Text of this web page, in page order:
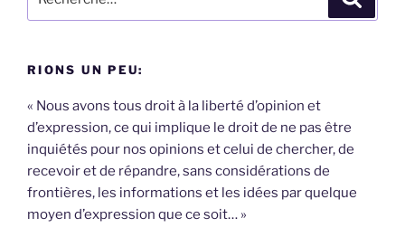
pour
RIONS UN PEU:
« Nous avons tous droit à la liberté d’opinion et
d’expression, ce qui implique le droit de ne pas être
inquiétés pour nos opinions et celui de chercher, de
recevoir et de répandre, sans considérations de
frontières, les informations et les idées par quelque
moyen d’expression que ce soit… »